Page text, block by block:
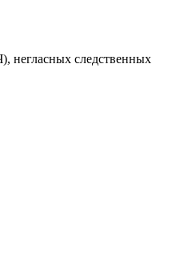
негласных следственных